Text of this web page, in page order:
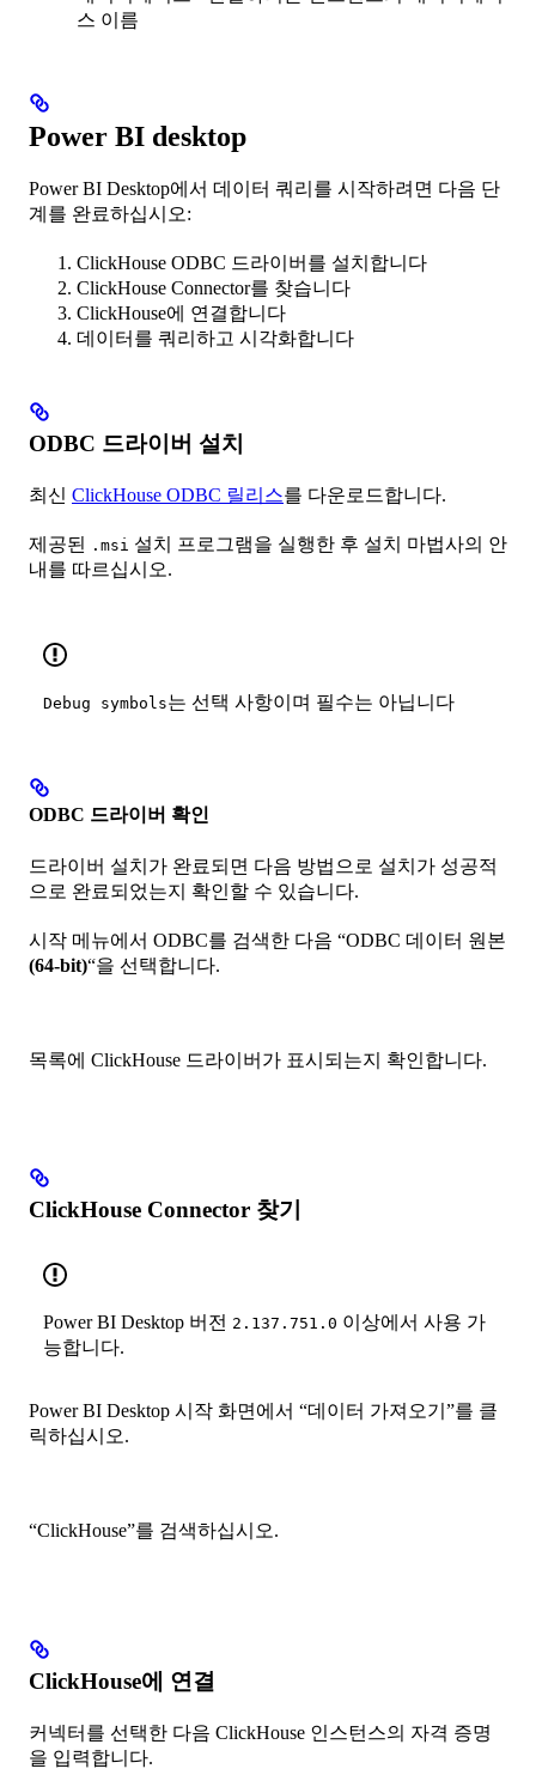
스 이름
Power BI desktop
Power BI Desktop에서 데이터 쿼리를 시작하려면 다음 단
계를 완료하십시오:
ClickHouse ODBC 드라이버를 설치합니다
ClickHouse Connector를 찾습니다
ClickHouse에 연결합니다
데이터를 쿼리하고 시각화합니다
ODBC 드라이버 설치
최신 ClickHouse ODBC 릴리스를 다운로드합니다.
제공된 .msi 설치 프로그램을 실행한 후 설치 마법사의 안
내를 따르십시오.
Debug symbols는 선택 사항이며 필수는 아닙니다
ODBC 드라이버 확인
드라이버 설치가 완료되면 다음 방법으로 설치가 성공적
으로 완료되었는지 확인할 수 있습니다.
시작 메뉴에서 ODBC를 검색한 다음 “ODBC 데이터 원본
(64-bit)“을 선택합니다.
목록에 ClickHouse 드라이버가 표시되는지 확인합니다.
ClickHouse Connector 찾기
Power BI Desktop 버전 2.137.751.0 이상에서 사용 가
능합니다.
Power BI Desktop 시작 화면에서 “데이터 가져오기”를 클
릭하십시오.
“ClickHouse”를 검색하십시오.
ClickHouse에 연결
커넥터를 선택한 다음 ClickHouse 인스턴스의 자격 증명
을 입력합니다.